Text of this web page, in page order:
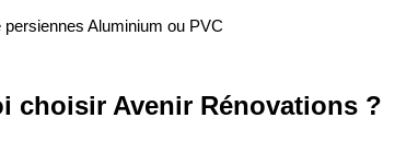
persiennes Aluminium ou PVC
choisir Avenir Rénovations ?